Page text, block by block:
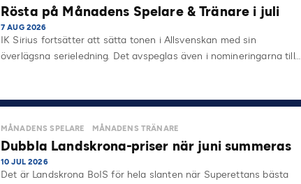
Rösta på Månadens Spelare & Tränare i juli
7 AUG 2026
IK Sirius fortsätter att sätta tonen i Allsvenskan med sin
överlägsna serieledning. Det avspeglas även i nomineringarna till…
MÅNADENS SPELARE MÅNADENS TRÄNARE
Dubbla Landskrona-priser när juni summeras
10 JUL 2026
Det är Landskrona BoIS för hela slanten när Superettans bästa